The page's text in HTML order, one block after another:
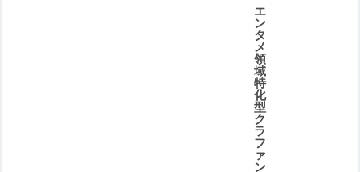
エ
ン
タ
メ
領
域
特
化
型
ク
ラ
フ
ァ
ン